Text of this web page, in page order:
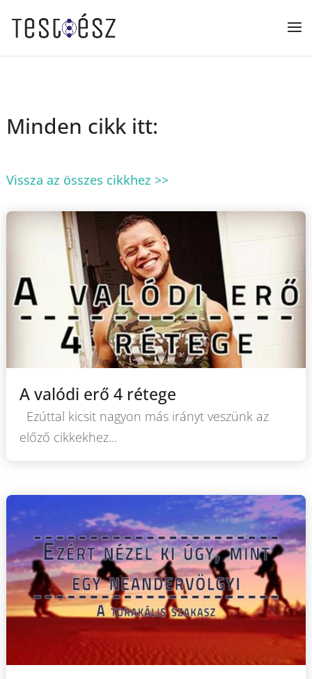
Minden cikk itt:
Vissza az összes cikkhez >>
A valódi erő 4 rétege
Ezúttal kicsit nagyon más irányt veszünk az
előző cikkekhez...